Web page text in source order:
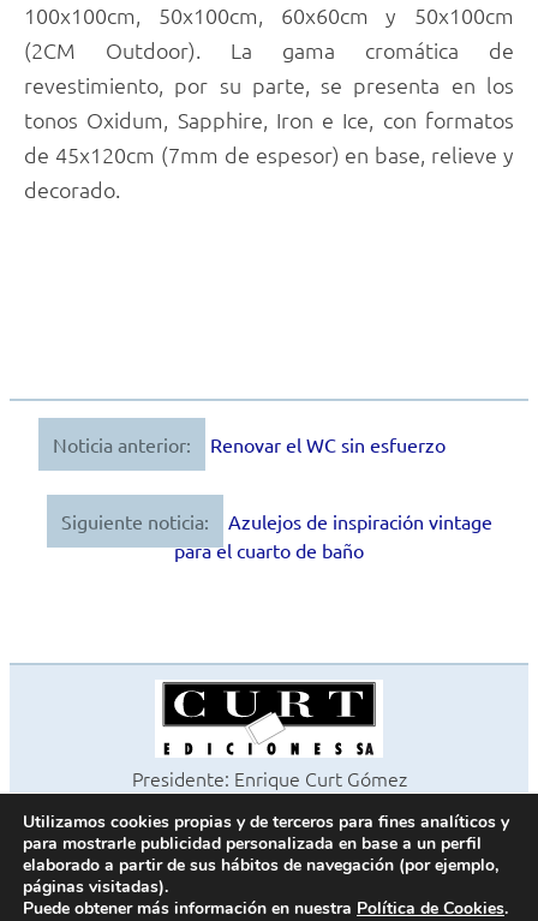
100x100cm, 50x100cm, 60x60cm y 50x100cm
(2CM Outdoor). La gama cromática de
revestimiento, por su parte, se presenta en los
tonos Oxidum, Sapphire, Iron e Ice, con formatos
de 45x120cm (7mm de espesor) en base, relieve y
decorado.
Navegación
entradas
Noticia anterior: Renovar el WC sin esfuerzo
Siguiente noticia:
Azulejos de inspiración vintage
para el cuarto de baño
Presidente: Enrique Curt Gómez
©2026 Revista Cocinas y Baños
Todos los derechos reservados
Paseo de Gracia, 63. 1º 2ª. 08008 Barcelona -
Utilizamos cookies propias y de terceros para fines analíticos y
para mostrarle publicidad personalizada en base a un perfil
elaborado a partir de sus hábitos de navegación (por ejemplo,
páginas visitadas).
Puede obtener más información en nuestra Política de Cookies.